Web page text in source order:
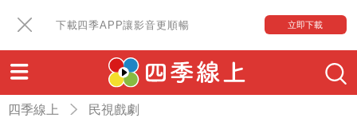
下載四季APP讓影音更順暢 立即下載
四季線上 民視戲劇